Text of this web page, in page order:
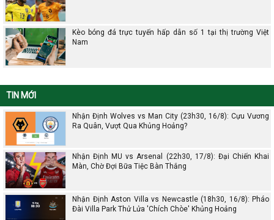
Kèo bóng đá trực tuyến hấp dẫn số 1 tại thị trường Việt
Nam
TIN MỚI
Nhận Định Wolves vs Man City (23h30, 16/8): Cựu Vương
Ra Quân, Vượt Qua Khủng Hoảng?
Nhận Định MU vs Arsenal (22h30, 17/8): Đại Chiến Khai
Màn, Chờ Đợi Bữa Tiệc Bàn Thắng
Nhận Định Aston Villa vs Newcastle (18h30, 16/8): Pháo
Đài Villa Park Thử Lửa 'Chích Chòe' Khủng Hoảng